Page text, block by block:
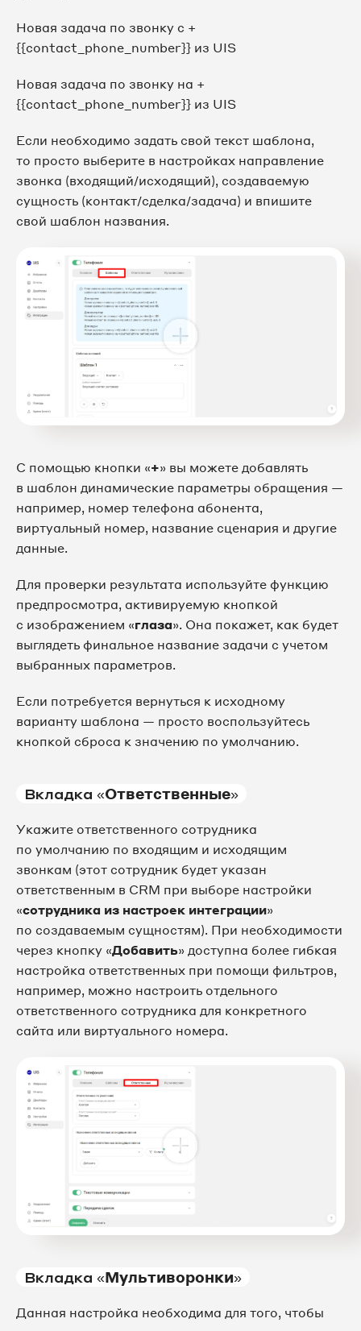
Новая задача по звонку с +
{{contact_phone_number}} из UIS
Новая задача по звонку на +
{{contact_phone_number}} из UIS
Если необходимо задать свой текст шаблона,
то просто выберите в настройках направление
звонка (входящий/исходящий), создаваемую
сущность (контакт/сделка/задача) и впишите
свой шаблон названия.
С помощью кнопки «+» вы можете добавлять
в шаблон динамические параметры обращения —
например, номер телефона абонента,
виртуальный номер, название сценария и другие
данные.
Для проверки результата используйте функцию
предпросмотра, активируемую кнопкой
с изображением «глаза». Она покажет, как будет
выглядеть финальное название задачи с учетом
выбранных параметров.
Если потребуется вернуться к исходному
варианту шаблона — просто воспользуйтесь
кнопкой сброса к значению по умолчанию.
Вкладка «Ответственные»
Укажите ответственного сотрудника
по умолчанию по входящим и исходящим
звонкам (этот сотрудник будет указан
ответственным в CRM при выборе настройки
«сотрудника из настроек интеграции»
по создаваемым сущностям). При необходимости
через кнопку «Добавить» доступна более гибкая
настройка ответственных при помощи фильтров,
например, можно настроить отдельного
ответственного сотрудника для конкретного
сайта или виртуального номера.
Вкладка «Мультиворонки»
Данная настройка необходима для того, чтобы